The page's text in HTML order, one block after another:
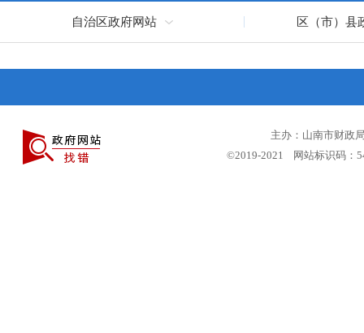
自治区政府网站 区（市）县
主办：山南市财政
©2019-2021 网站标识码：